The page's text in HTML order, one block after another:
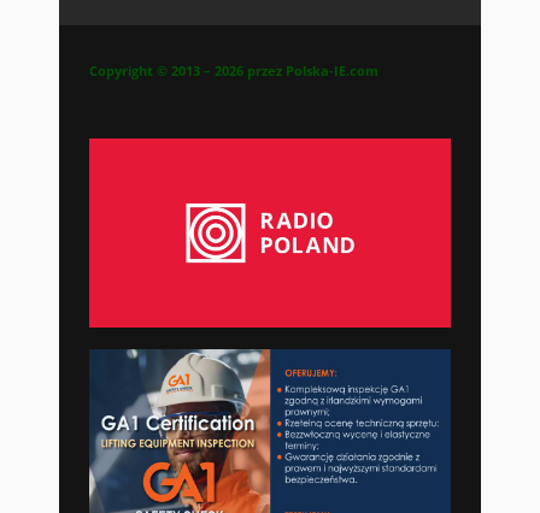
Copyright © 2013 – 2026 przez Polska-IE.com